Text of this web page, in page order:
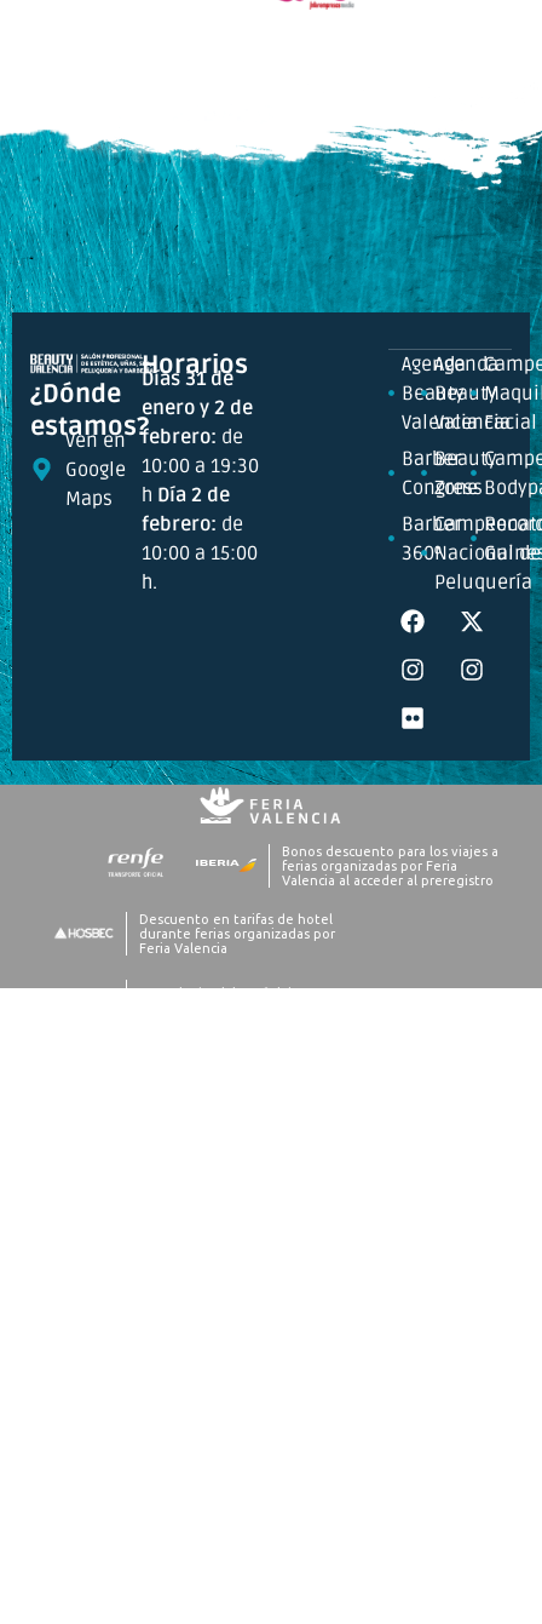
¿Dónde
estamos?
Ven en
Google
Maps
Horarios
Días 31 de
enero y 2 de
febrero: de
10:00 a 19:30
h Día 2 de
febrero: de
10:00 a 15:00
h.
Agenda
Beauty
Valencia
Barber
Congress
Barber
360º
Agenda
Beauty
Valencia
Beauty
Zone
Nacional de
Peluquería
Facial